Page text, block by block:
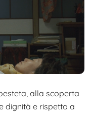
alla scoperta
dignità e rispetto a